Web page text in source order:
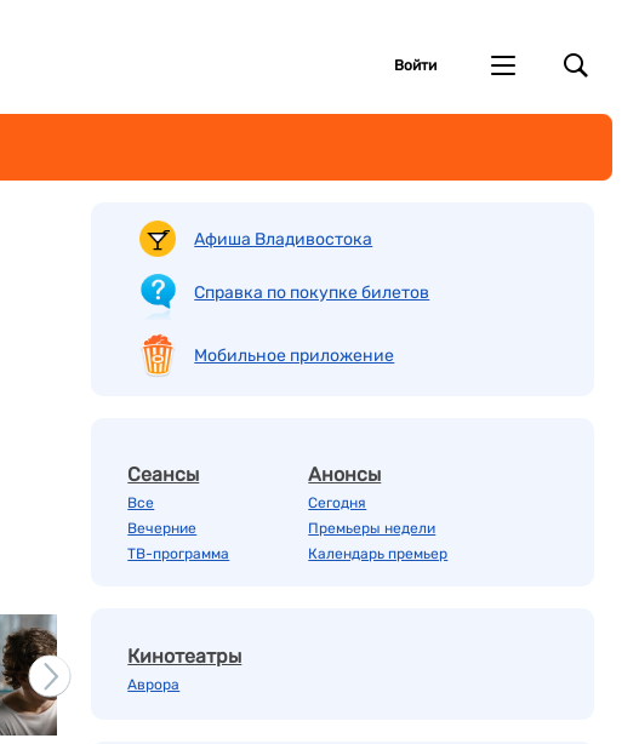
Войти
Афиша Владивостока
Справка по покупке билетов
Мобильное приложение
Сеансы
Все
Вечерние
ТВ-программа
Анонсы
Сегодня
Премьеры недели
Календарь премьер
Кинотеатры
Аврора